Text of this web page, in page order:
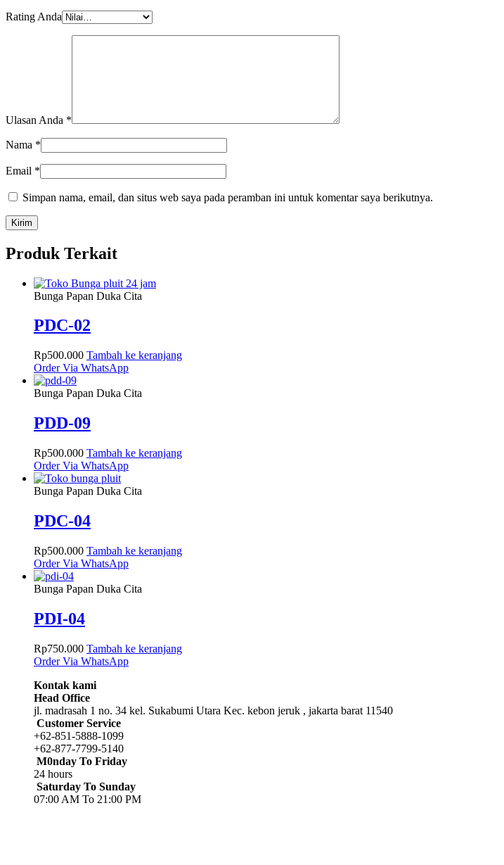
Rating Anda
Ulasan Anda *
Nama *
Email *
Simpan nama, email, dan situs web saya pada peramban ini untuk komentar saya berikutnya.
Produk Terkait
Bunga Papan Duka Cita
PDC-02
Rp500.000 Tambah ke keranjang
Order Via WhatsApp
Bunga Papan Duka Cita
PDD-09
Rp500.000 Tambah ke keranjang
Order Via WhatsApp
Bunga Papan Duka Cita
PDC-04
Rp500.000 Tambah ke keranjang
Order Via WhatsApp
Bunga Papan Duka Cita
PDI-04
Rp750.000 Tambah ke keranjang
Order Via WhatsApp
Kontak kami
Head Office
jl. madrasah 1 no. 34 kel. Sukabumi Utara Kec. kebon jeruk , jakarta barat 11540
Customer Service
+62-851-5888-1099
+62-877-7799-5140
M0nday To Friday
24 hours
Saturday To Sunday
07:00 AM To 21:00 PM